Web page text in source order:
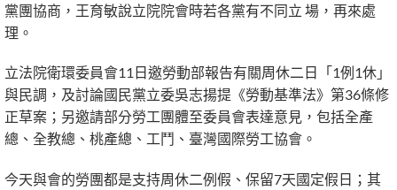
黨團協商，王育敏說立院院會時若各黨有不同立 場，再來處
理。
立法院衛環委員會11日邀勞動部報告有關周休二日「1例1休｣
與民調，及討論國民黨立委吳志揚提《勞動基準法》第36條修
正草案；另邀請部分勞工團體至委員會表達意見，包括全產
總、全教總、桃產總、工鬥、臺灣國際勞工協會。
今天與會的勞團都是支持周休二例假、保留7天國定假日；其